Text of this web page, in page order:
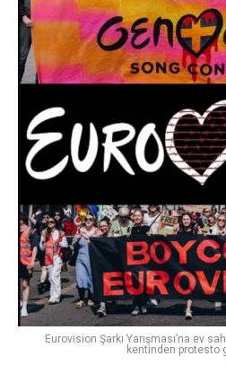
Eurovision Şarkı Yarışması’na ev
kentinden protesto